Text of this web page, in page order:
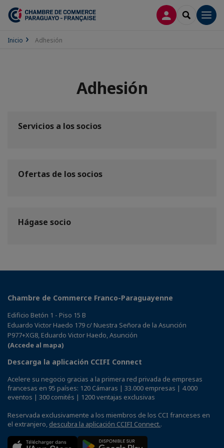
CONECTARSE
SEARCH
Inicio Adhesión
Adhesión
Servicios a los socios
Ofertas de los socios
Hágase socio
Chambre de Commerce Franco-Paraguayenne
Edificio Betón 1 - Piso 15 B
Eduardo Victor Haedo 179 c/ Nuestra Señora de la Asunción
P977+XG8, Eduardo Victor Haedo, Asunción
(Accede al mapa)
Descarga la aplicación CCIFI Connect
Acelere su negocio gracias a la primera red privada de empresas
francesas en 95 países: 120 Cámaras | 33.000 empresas | 4.000
eventos | 300 comités | 1200 ventajas exclusivas
Reservada exclusivamente a los miembros de los CCI franceses en
el extranjero, descubra la aplicación CCIFI Connect..